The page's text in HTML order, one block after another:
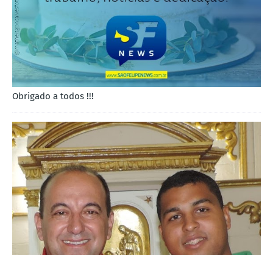
Obrigado a todos !!!